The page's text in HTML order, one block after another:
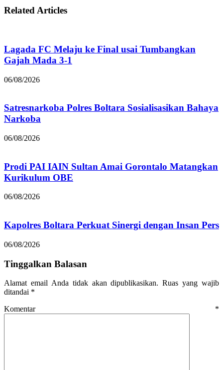
Related Articles
Lagada FC Melaju ke Final usai Tumbangkan
Gajah Mada 3-1
06/08/2026
Satresnarkoba Polres Boltara Sosialisasikan Bahaya
Narkoba
06/08/2026
Prodi PAI IAIN Sultan Amai Gorontalo Matangkan
Kurikulum OBE
06/08/2026
Kapolres Boltara Perkuat Sinergi dengan Insan Pers
06/08/2026
Tinggalkan Balasan
Alamat email Anda tidak akan dipublikasikan. Ruas yang wajib
ditandai *
Komentar *